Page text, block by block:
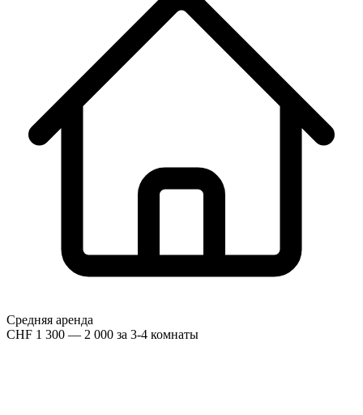
Средняя аренда
CHF 1 300 — 2 000 за 3-4 комнаты